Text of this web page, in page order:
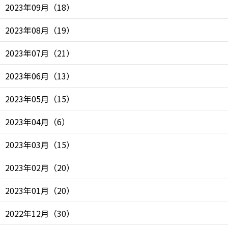
2023年09月 （18）
2023年08月 （19）
2023年07月 （21）
2023年06月 （13）
2023年05月 （15）
2023年04月 （6）
2023年03月 （15）
2023年02月 （20）
2023年01月 （20）
2022年12月 （30）